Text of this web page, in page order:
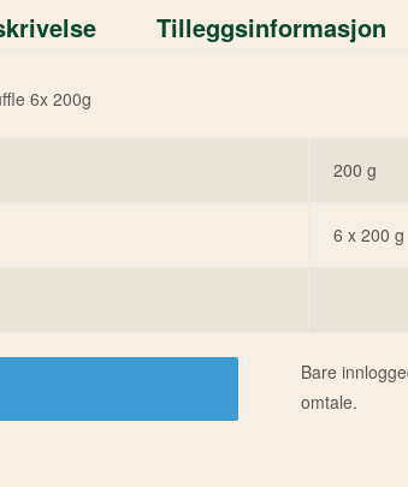
Tilleggsinformasjon
6x 200g
200 g
6 x 200 g
Bare
omtale.